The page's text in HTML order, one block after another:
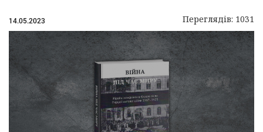
14.05.2023 Переглядів: 1031